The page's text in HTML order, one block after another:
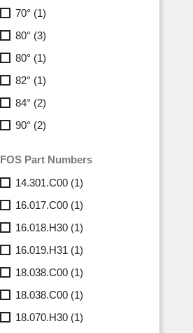
70° (1)
80° (3)
80° (1)
82° (1)
84° (2)
90° (2)
FOS Part Numbers
14.301.C00 (1)
16.017.C00 (1)
16.018.H30 (1)
16.019.H31 (1)
18.038.C00 (1)
18.038.C00 (1)
18.070.H30 (1)